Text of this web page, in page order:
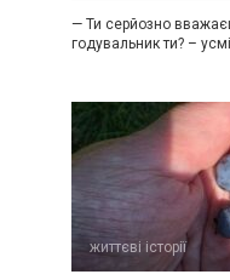
— Ти серйозно
годувальник ти? –
життєві історії